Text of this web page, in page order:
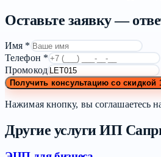
Оставьте заявку —
Имя *
Телефон *
Промокод
Получить консультацию со скидкой
Нажимая кнопку, вы соглашаетесь
Другие услуги ИП